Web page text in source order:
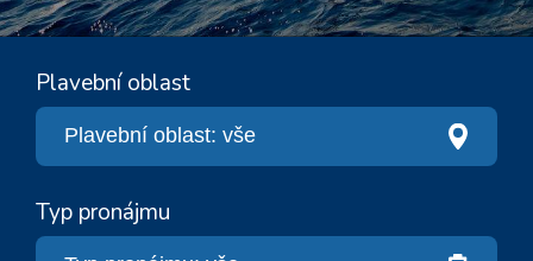
Plavební oblast
Typ pronájmu